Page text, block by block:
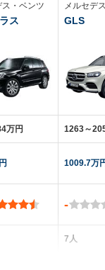
ス・ベンツ
ス
万円
メルセデ
GLS
1263～
1009.7万
-
7人